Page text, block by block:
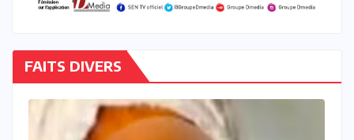
FAITS DIVERS